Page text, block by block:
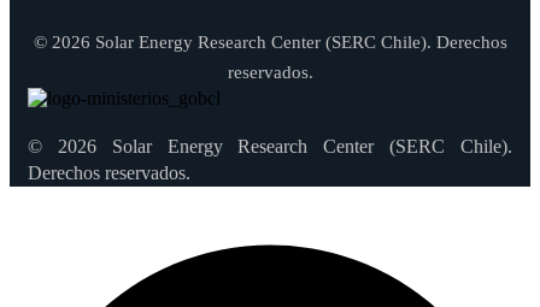
© 2026 Solar Energy Research Center (SERC Chile). Derechos
reservados.
© 2026 Solar Energy Research Center (SERC Chile).
Derechos reservados.